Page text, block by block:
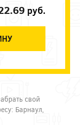
руб.
свой
Барнаул,